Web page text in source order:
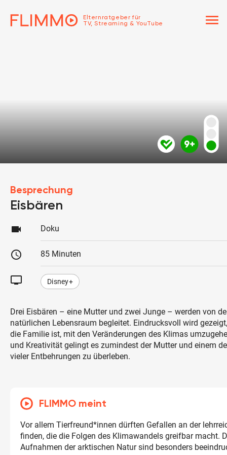
Elternratgeber für
TV, Streaming & YouTube
menu
Besprechung
Eisbären
videocam Doku
schedule 85 Minuten
tv Disney+
Drei Eisbären – eine Mutter und zwei Junge – werden von
natürlichen Lebensraum begleitet. Eindrucksvoll wird
die Familie ist, mit den Veränderungen des Klimas
und Kreativität gelingt es zumindest der Mutter und einem
vieler Entbehrungen zu überleben.
FLIMMO meint
Vor allem Tierfreund*innen dürften Gefallen an der
finden, die die Folgen des Klimawandels greifbar macht.
Aufnahmen der arktischen Natur sind besonders